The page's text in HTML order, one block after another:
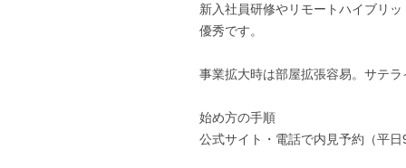
新入社員研修やリモートハイブリ
優秀です。
事業拡大時は部屋拡張容易。サテ
始め方の手順
公式サイト・電話で内見予約（平